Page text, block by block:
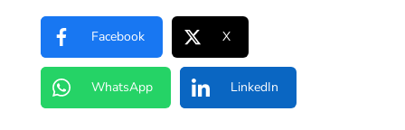
Facebook X
WhatsApp LinkedIn